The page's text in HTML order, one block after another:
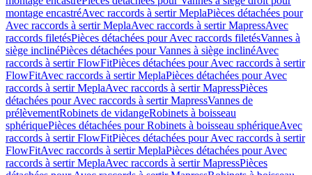
montage encastréAvec raccords à sertir MeplaPièces détachées pour
Avec raccords à sertir MeplaAvec raccords à sertir MapressAvec
raccords filetésPièces détachées pour Avec raccords filetésVannes à
siège inclinéPièces détachées pour Vannes à siège inclinéAvec
raccords à sertir FlowFitPièces détachées pour Avec raccords à sertir
FlowFitAvec raccords à sertir MeplaPièces détachées pour Avec
raccords à sertir MeplaAvec raccords à sertir MapressPièces
détachées pour Avec raccords à sertir MapressVannes de
prélèvementRobinets de vidangeRobinets à boisseau
sphériquePièces détachées pour Robinets à boisseau sphériqueAvec
raccords à sertir FlowFitPièces détachées pour Avec raccords à sertir
FlowFitAvec raccords à sertir MeplaPièces détachées pour Avec
raccords à sertir MeplaAvec raccords à sertir MapressPièces